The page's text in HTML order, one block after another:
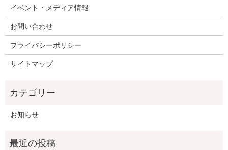
イベント・メディア情報
お問い合わせ
プライバシーポリシー
サイトマップ
お知らせ